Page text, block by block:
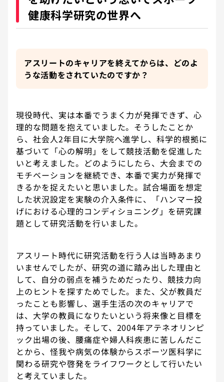
健康科学研究の世界へ
アスリートのキャリアを終えてからは、どのよ
うな活動をされていたのですか？
現役時代、実は本番でうまく力が発揮できず、心
理的な問題を抱えていました。そうしたことか
ら、社会人2年目に大学院へ進学し、科学的根拠に
基づいて「心の解明」をして競技活動を促進した
いと考えました。どのようにしたら、大会までの
モチベーションを継続でき、本番で実力が発揮で
きるかを捉えたいと思いました。試合場面を想定
した状況設定を実験の介入条件に、「ハンマー投
げにおける心理的コンディショニング」を研究課
題として研究活動を行いました。
アスリート時代に研究活動を行う人は当時あまり
いませんでしたが、研究の道に踏み出した理由と
して、自分の弱点を補うためだったり、競技力向
上のヒントを探すためでした。また、父が教員だ
ったことも影響し、選手生活の次のキャリアで
は、大学の教員になりたいという将来像と目標を
持っていました。そして、2004年アテネオリンピ
ック出場の後、腰痛症や婦人科疾患に苦しんだこ
とから、怪我や病気の体験からスポーツ医科学に
関わる研究や啓発をライフワークとして行いたい
と考えていました。